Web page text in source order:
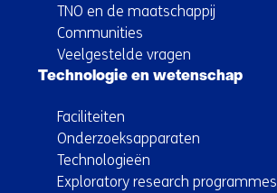
TNO en de maatschappij
Communities
Veelgestelde vragen
Technologie en wetenschap
Faciliteiten
Onderzoeksapparaten
Technologieën
Exploratory research programmes